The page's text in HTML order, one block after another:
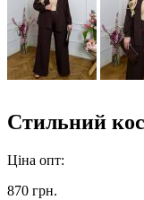
Стильний
Ціна опт:
870 грн.